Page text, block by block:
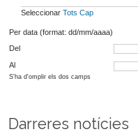
Seleccionar Tots Cap
Per data (format: dd/mm/aaaa)
Del
Al
S'ha d'omplir els dos camps
Darreres notícies